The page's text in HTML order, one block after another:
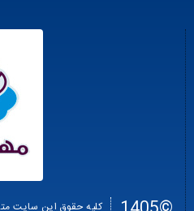
کلیه حقوق این سایت